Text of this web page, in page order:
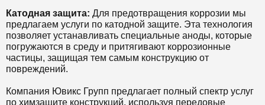
Катодная защита: Для предотвращения коррозии мы
предлагаем услуги по катодной защите. Эта технология
позволяет устанавливать специальные аноды, которые
погружаются в среду и притягивают коррозионные
частицы, защищая тем самым конструкцию от
повреждений.
Компания Ювикс Групп предлагает полный спектр услуг
по химзащите конструкций, используя передовые